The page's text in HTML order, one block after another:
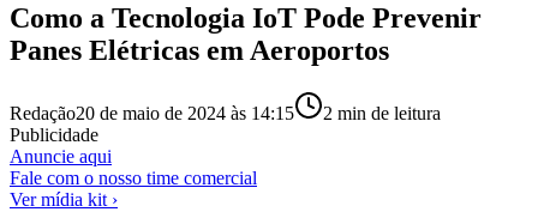
Como a Tecnologia IoT Pode Prevenir
Panes Elétricas em Aeroportos
Redação20 de maio de 2024 às 14:15 2 min de leitura
Publicidade
Anuncie aqui
Fale com o nosso time comercial
Ver mídia kit ›